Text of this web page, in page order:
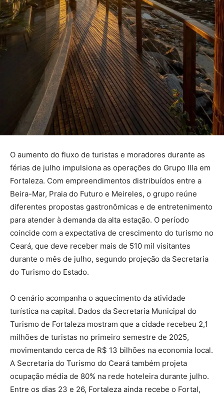
O aumento do fluxo de turistas e moradores durante as
férias de julho impulsiona as operações do Grupo Illa em
Fortaleza. Com empreendimentos distribuídos entre a
Beira-Mar, Praia do Futuro e Meireles, o grupo reúne
diferentes propostas gastronômicas e de entretenimento
para atender à demanda da alta estação. O período
coincide com a expectativa de crescimento do turismo no
Ceará, que deve receber mais de 510 mil visitantes
durante o mês de julho, segundo projeção da Secretaria
do Turismo do Estado.
O cenário acompanha o aquecimento da atividade
turística na capital. Dados da Secretaria Municipal do
Turismo de Fortaleza mostram que a cidade recebeu 2,1
milhões de turistas no primeiro semestre de 2025,
movimentando cerca de R$ 13 bilhões na economia local.
A Secretaria do Turismo do Ceará também projeta
ocupação média de 80% na rede hoteleira durante julho.
Entre os dias 23 e 26, Fortaleza ainda recebe o Fortal,